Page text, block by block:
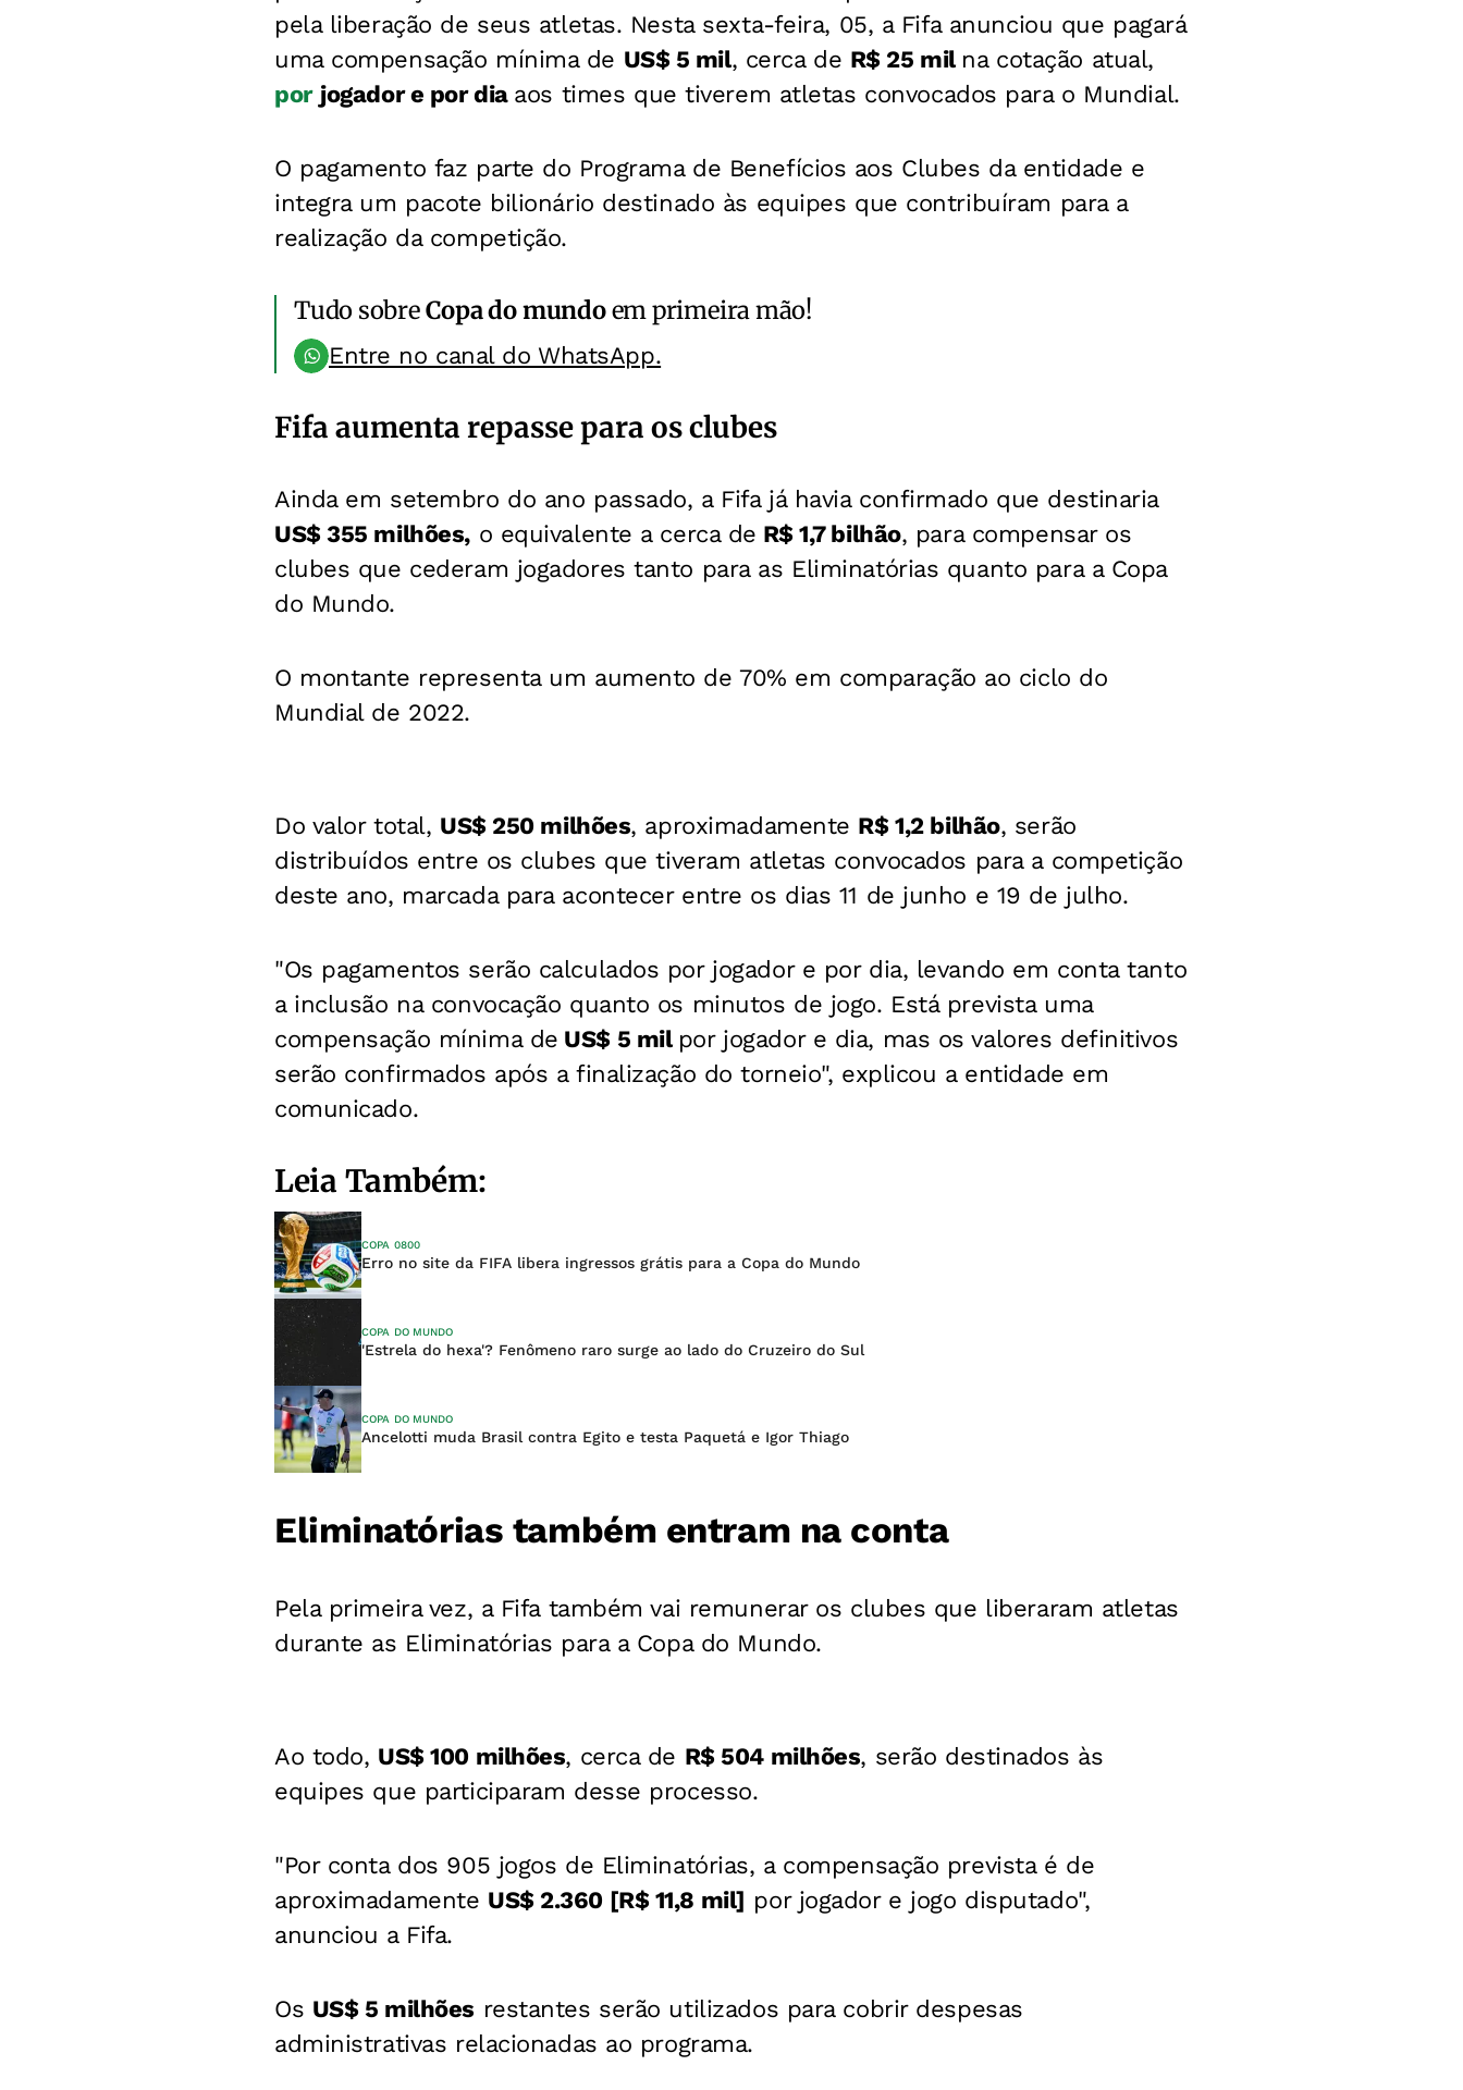
pela liberação de seus atletas. Nesta sexta-feira, 05, a Fifa anunciou que pagará
uma compensação mínima de US$ 5 mil, cerca de R$ 25 mil na cotação atual,
por jogador e por dia aos times que tiverem atletas convocados para o Mundial.
O pagamento faz parte do Programa de Benefícios aos Clubes da entidade e
integra um pacote bilionário destinado às equipes que contribuíram para a
realização da competição.
Tudo sobreCopa do mundoem primeira mão!
Entre no canal do WhatsApp.
Fifa aumenta repasse para os clubes
Ainda em setembro do ano passado, a Fifa já havia confirmado que destinaria
US$ 355 milhões,o equivalente a cerca de R$ 1,7 bilhão, para compensar os
clubes que cederam jogadores tanto para as Eliminatórias quanto para a Copa
do Mundo.
O montante representa um aumento de 70% em comparação ao ciclo do
Mundial de 2022.
Do valor total, US$ 250 milhões, aproximadamente R$ 1,2 bilhão, serão
distribuídos entre os clubes que tiveram atletas convocados para a competição
deste ano, marcada para acontecer entre os dias 11 de junho e 19 de julho.
"Os pagamentos serão calculados por jogador e por dia, levando em conta tanto
a inclusão na convocação quanto os minutos de jogo. Está prevista uma
compensação mínima de US$ 5 mil por jogador e dia, mas os valores definitivos
serão confirmados após a finalização do torneio", explicou a entidade em
comunicado.
Leia Também:
COPA 0800
Erro no site da FIFA libera ingressos grátis para a Copa do Mundo
COPA DO MUNDO
'Estrela do hexa'? Fenômeno raro surge ao lado do Cruzeiro do Sul
COPA DO MUNDO
Ancelotti muda Brasil contra Egito e testa Paquetá e Igor Thiago
Eliminatórias também entram na conta
Pela primeira vez, a Fifa também vai remunerar os clubes que liberaram atletas
durante as Eliminatórias para a Copa do Mundo.
Ao todo, US$ 100 milhões, cerca de R$ 504 milhões, serão destinados às
equipes que participaram desse processo.
"Por conta dos 905 jogos de Eliminatórias, a compensação prevista é de
aproximadamente US$ 2.360 [R$ 11,8 mil] por jogador e jogo disputado",
anunciou a Fifa.
Os US$ 5 milhões restantes serão utilizados para cobrir despesas
administrativas relacionadas ao programa.